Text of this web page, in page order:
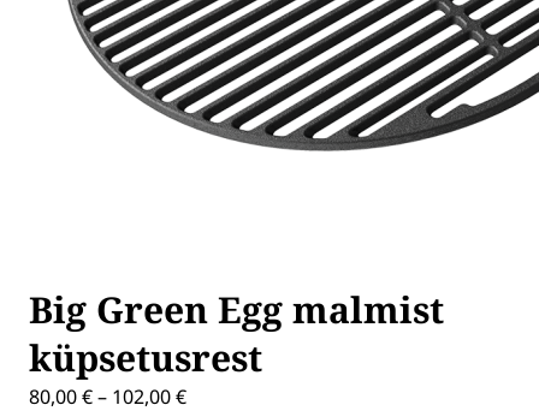
Big Green Egg malmist
küpsetusrest
80,00€– 102,00€Price